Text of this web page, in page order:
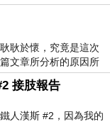
耿於懷，究竟是這次
文章所分析的原因所
接肢報告
人漢斯 #2，因為我的